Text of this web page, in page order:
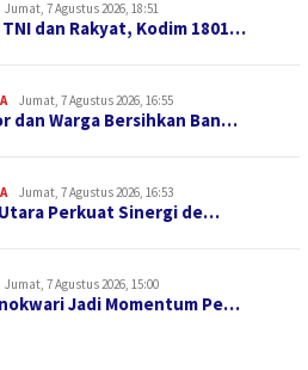
Jumat, 7 Agustus 2026, 18:51
dan Rakyat, Kodim 1801…
Jumat, 7 Agustus 2026, 16:55
dan Warga Bersihkan Ban…
Jumat, 7 Agustus 2026, 16:53
Perkuat Sinergi de…
Jumat, 7 Agustus 2026, 15:00
Jadi Momentum Pe…